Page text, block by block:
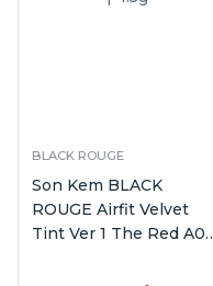
BLACK ROUGE
Son Kem BLACK
ROUGE Airfit Velvet
Tint Ver 1 The Red A05